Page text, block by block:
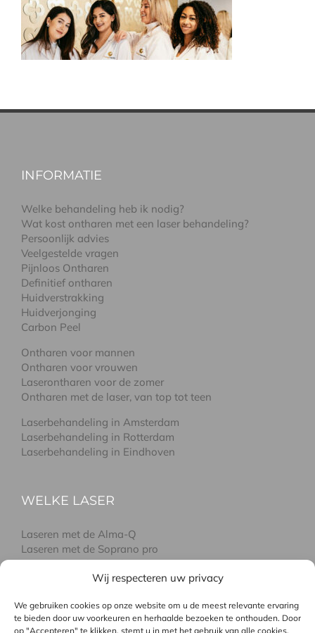
Wij respecteren uw privacy
We gebruiken cookies op onze website om u de meest relevante ervaring
te bieden door uw voorkeuren en herhaalde bezoeken te onthouden. Door
op "Accepteren" te klikken, stemt u in met het gebruik van alle cookies.
INFORMATIE
Welke behandeling heb ik nodig?
Wat kost ontharen met een laser behandeling?
Persoonlijk advies
Veelgestelde vragen
Pijnloos Ontharen
Definitief ontharen
Huidverstrakking
Huidverjonging
Carbon Peel
Ontharen voor mannen
Ontharen voor vrouwen
Laserontharen voor de zomer
Ontharen met de laser, van top tot teen
Laserbehandeling in Amsterdam
Laserbehandeling in Rotterdam
Laserbehandeling in Eindhoven
WELKE LASER
Laseren met de Alma-Q
Laseren met de Soprano pro
Laseren met de GentleLase
Combinatie GentleLASE en Soprano pro
Verschil tussen laser en IPL